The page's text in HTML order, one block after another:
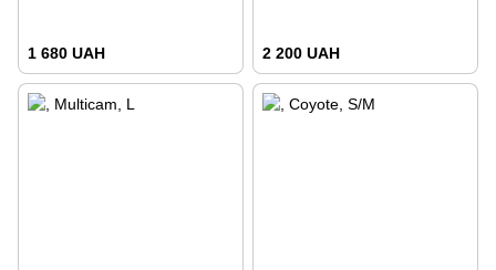
1 680 UAH 2 200 UAH